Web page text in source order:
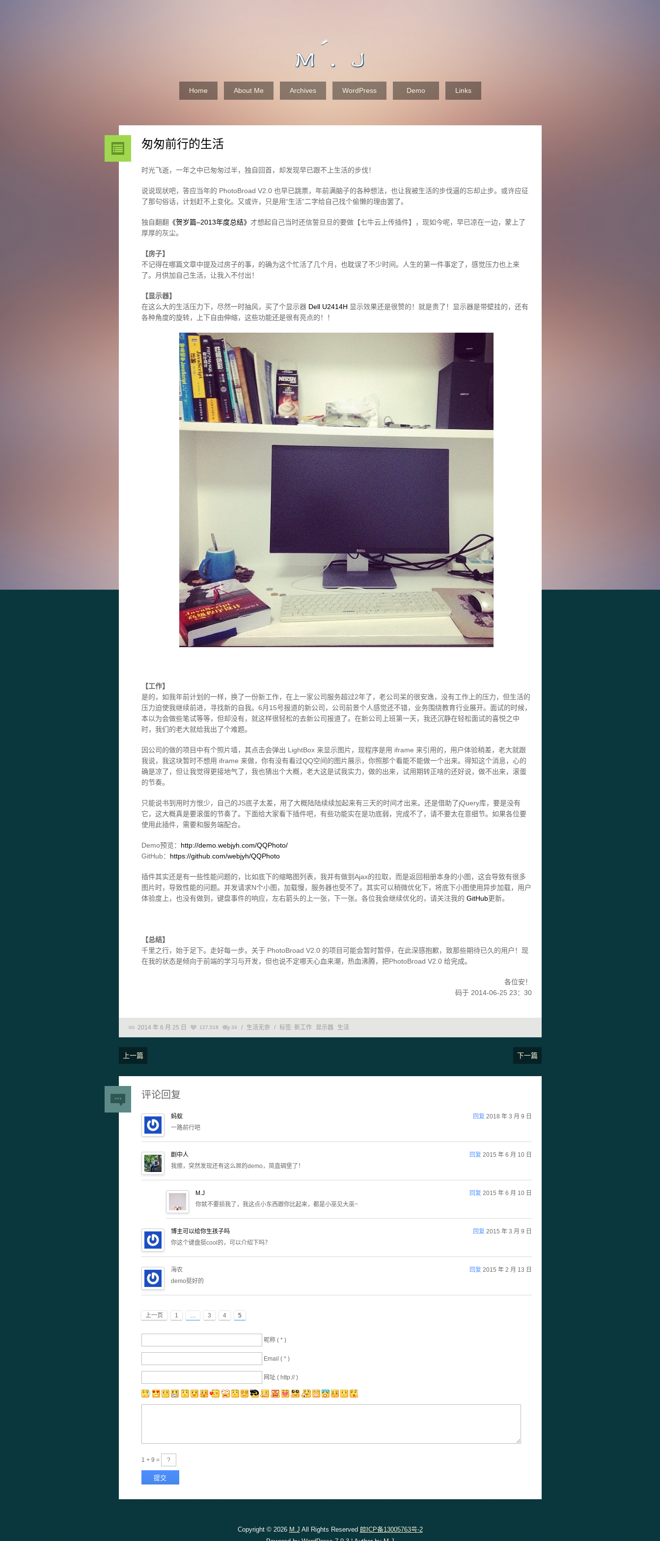
Home About Me Archives WordPress Demo Links
匆匆前行的生活
时光飞逝，一年之中已匆匆过半，独自回首，却发现早已跟不上生活的步伐！
说说现状吧，答应当年的 PhotoBroad V2.0 也早已跳票，年前满脑子的各种想法，也让我被生活的步伐逼的忘却止步。或许应征
了那句俗话，计划赶不上变化。又或许，只是用“生活”二字给自己找个偷懒的理由罢了。
独自翻翻 《贺岁篇–2013年度总结》 才想起自己当时还信誓旦旦的要做【七牛云上传插件】，现如今呢，早已凉在一边，蒙上了
厚厚的灰尘。
【房子】
不记得在哪篇文章中提及过房子的事，的确为这个忙活了几个月，也耽误了不少时间。人生的第一件事定了，感觉压力也上来
了。月供加自己生活，让我入不付出！
【显示器】
在这么大的生活压力下，尽然一时抽风，买了个显示器 Dell U2414H 显示效果还是很赞的！就是贵了！显示器是带壁挂的，还有
各种角度的旋转，上下自由伸缩，这些功能还是很有亮点的！！
【工作】
是的，如我年前计划的一样，换了一份新工作，在上一家公司服务超过2年了，老公司呆的很安逸，没有工作上的压力，但生活的
压力迫使我继续前进，寻找新的自我。6月15号报道的新公司，公司前景个人感觉还不错，业务围绕教育行业展开。面试的时候，
本以为会做些笔试等等，但却没有，就这样很轻松的去新公司报道了。在新公司上班第一天，我还沉静在轻松面试的喜悦之中
时，我们的老大就给我出了个难题。
因公司的做的项目中有个照片墙，其点击会弹出 LightBox 来显示图片，现程序是用 iframe 来引用的，用户体验稍差，老大就跟
我说，我这块暂时不想用 iframe 来做，你有没有看过QQ空间的图片展示，你照那个看能不能做一个出来。得知这个消息，心的
确是凉了，但让我觉得更接地气了，我也猜出个大概，老大这是试我实力，做的出来，试用期转正啥的还好说，做不出来，滚蛋
的节奏。
只能说书到用时方恨少，自己的JS底子太差，用了大概陆陆续续加起来有三天的时间才出来。还是借助了jQuery库，要是没有
它，这大概真是要滚蛋的节奏了。下面给大家看下插件吧，有些功能实在是功底弱，完成不了，请不要太在意细节。如果各位要
使用此插件，需要和服务端配合。
Demo预览： http://demo.webjyh.com/QQPhoto/
GitHub： https://github.com/webjyh/QQPhoto
插件其实还是有一些性能问题的，比如底下的缩略图列表，我并有做到Ajax的拉取，而是返回相册本身的小图，这会导致有很多
图片时，导致性能的问题。并发请求N个小图，加载慢，服务器也受不了。其实可以稍微优化下，将底下小图使用异步加载，用户
体验度上，也没有做到，键盘事件的响应，左右箭头的上一张，下一张。各位我会继续优化的，请关注我的 GitHub更新。
【总结】
千里之行，始于足下。走好每一步。关于 PhotoBroad V2.0 的项目可能会暂时暂停，在此深感抱歉，致那些期待已久的用户！现
在我的状态是倾向于前端的学习与开发，但也说不定哪天心血来潮，热血沸腾，把PhotoBroad V2.0 给完成。
各位安！
码于 2014-06-25 23：30
2014 年 6 月 25 日 127,518 34 / 生活无奈 / 标签: 新工作 显示器 生活
上一篇 下一篇
评论回复
回复 2018 年 3 月 9 日
蚂蚁
一路前行吧
回复 2015 年 6 月 10 日
剧中人
我擦，突然发现还有这么屌的demo，简直碉堡了！
回复 2015 年 6 月 10 日
M.J
你就不要损我了，我这点小东西跟你比起来，都是小巫见大巫~
回复 2015 年 3 月 9 日
博主可以给你生孩子吗
你这个键盘挺cool的，可以介绍下吗？
回复 2015 年 2 月 13 日
海农
demo挺好的
上一页 1 … 3 4 5
昵称 ( *)
Email ( *)
网址 ( http:// )
1 + 9 =
Copyright © 2026 M.J All Rights Reserved 皖ICP备13005763号-2